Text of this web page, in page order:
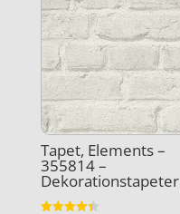
Tapet, Elements –
355814 –
Dekorationstapeter